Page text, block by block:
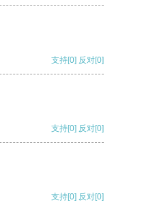
支持[0] 反对[0]
支持[0] 反对[0]
支持[0] 反对[0]